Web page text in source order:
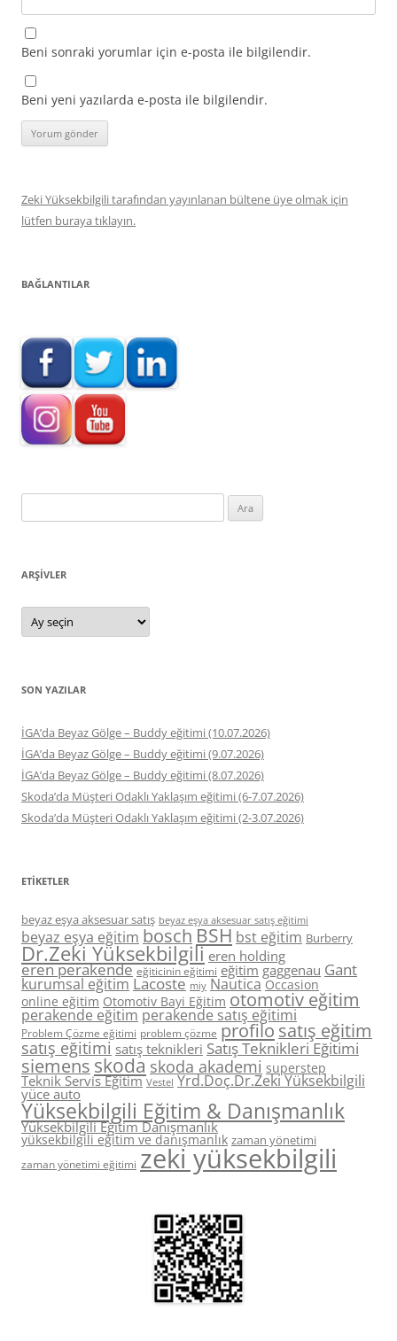
Beni sonraki yorumlar için e-posta ile bilgilendir.
Beni yeni yazılarda e-posta ile bilgilendir.
Zeki Yüksekbilgili tarafından yayınlanan bültene üye olmak için
lütfen buraya tıklayın.
BAĞLANTILAR
ARŞIVLER
Arşivler
SON YAZILAR
İGA’da Beyaz Gölge – Buddy eğitimi (10.07.2026)
İGA’da Beyaz Gölge – Buddy eğitimi (9.07.2026)
İGA’da Beyaz Gölge – Buddy eğitimi (8.07.2026)
Skoda’da Müşteri Odaklı Yaklaşım eğitimi (6-7.07.2026)
Skoda’da Müşteri Odaklı Yaklaşım eğitimi (2-3.07.2026)
ETIKETLER
beyaz eşya aksesuar satış beyaz eşya aksesuar satış eğitimi
beyaz eşya eğitim boschBSH bst eğitim Burberry
Dr.Zeki Yüksekbilgili eren holding
eren perakende eğiticinin eğitimi eğitim gaggenau Gant
kurumsal eğitim Lacoste miy Nautica Occasion
online eğitim Otomotiv Bayi Eğitim otomotiv eğitim
perakende eğitimperakende satış eğitimi
Problem Çözme eğitimi problem çözme profilosatış eğitim
satış eğitimi satış teknikleri Satış Teknikleri Eğitimi
siemensskoda skoda akademi superstep
Teknik Servis Eğitim Vestel Yrd.Doç.Dr.Zeki Yüksekbilgili
yüce auto
Yüksekbilgili Eğitim & Danışmanlık
Yüksekbilgili Eğitim Danışmanlık
yüksekbilgili eğitim ve danışmanlık zaman yönetimi
zaman yönetimi eğitimi zeki yüksekbilgili